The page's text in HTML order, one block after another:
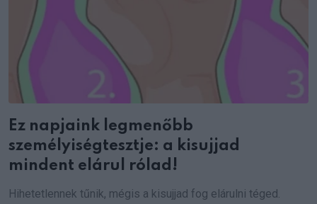
Ez napjaink legmenőbb
személyiségtesztje: a kisujjad
mindent elárul rólad!
Hihetetlennek tűnik, mégis a kisujjad fog elárulni téged.